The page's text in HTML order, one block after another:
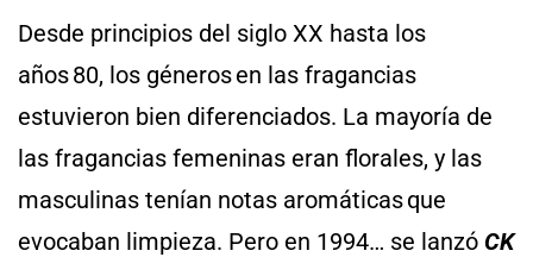
Desde principios del siglo XX hasta los
años 80, los géneros en las fragancias
estuvieron bien diferenciados. La mayoría de
las fragancias femeninas eran florales, y las
masculinas tenían notas aromáticas que
evocaban limpieza. Pero en 1994… se lanzó CK